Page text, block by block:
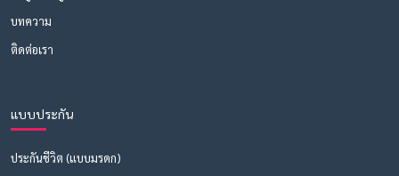
บทความ
ติดต่อเรา
แบบประกัน
ประกันชีวิต (แบบมรดก)